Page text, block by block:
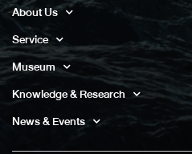
About Us
Service
Museum
Knowledge & Research
News & Events